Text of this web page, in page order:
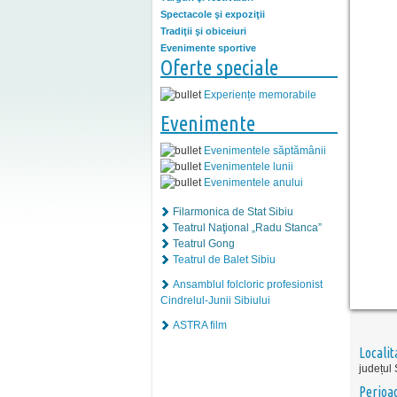
Spectacole şi expoziţii
Tradiţii şi obiceiuri
Evenimente sportive
Oferte speciale
Experiențe memorabile
Evenimente
Evenimentele săptămânii
Evenimentele lunii
Evenimentele anului
Filarmonica de Stat Sibiu
Teatrul Naţional „Radu Stanca”
Teatrul Gong
Teatrul de Balet Sibiu
Ansamblul folcloric profesionist
Cindrelul-Junii Sibiului
ASTRA film
județul